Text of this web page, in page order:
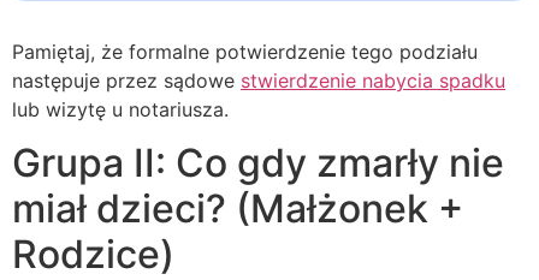
Pamiętaj, że formalne potwierdzenie tego podziału
następuje przez sądowe stwierdzenie nabycia spadku
lub wizytę u notariusza.
Grupa II: Co gdy zmarły nie
miał dzieci? (Małżonek +
Rodzice)